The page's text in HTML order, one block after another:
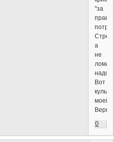
"за
права
а
не
надо.
Вот
моей
Веры.
0